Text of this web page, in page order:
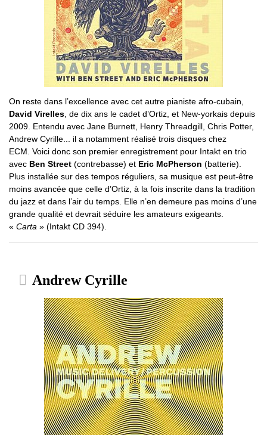
On reste dans l’excellence avec cet autre pianiste afro-cubain,
David Virelles , de dix ans le cadet d’Ortiz, et New-yorkais depuis
2009. Entendu avec Jane Burnett, Henry Threadgill, Chris Potter,
Andrew Cyrille... il a notamment réalisé trois disques chez
ECM. Voici donc son premier enregistrement pour Intakt en trio
avec Ben Street (contrebasse) et Eric McPherson (batterie).
Plus installée sur des tempos réguliers, sa musique est peut-être
moins avancée que celle d’Ortiz, à la fois inscrite dans la tradition
du jazz et dans l’air du temps. Elle n’en demeure pas moins d’une
grande qualité et devrait séduire les amateurs exigeants.
« Carta » (Intakt CD 394).
Andrew Cyrille